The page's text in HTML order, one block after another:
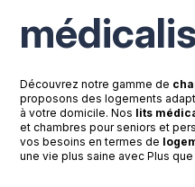
Découvrez notre gamme de
proposons des logements
à votre domicile. Nos lits
et chambres pour seniors et
vos besoins en termes de
une vie plus saine avec Plus